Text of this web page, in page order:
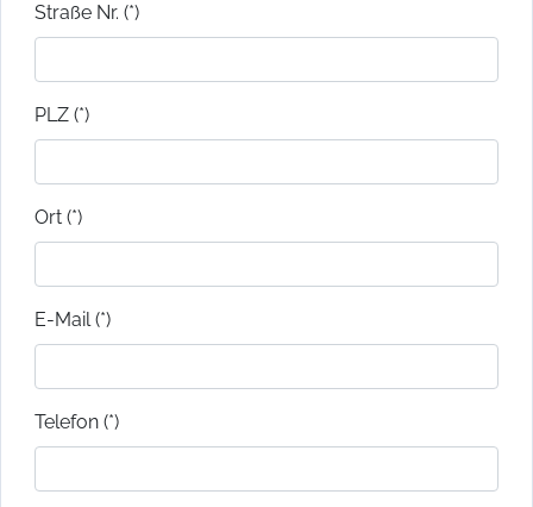
Straße Nr. (*)
PLZ (*)
Ort (*)
E-Mail (*)
Telefon (*)